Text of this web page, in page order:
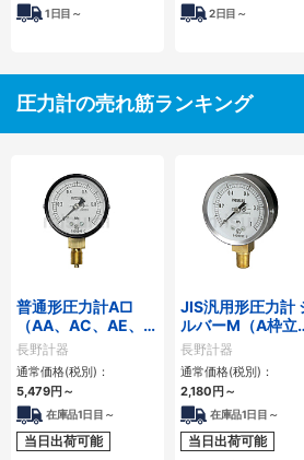
1 日目～ 2日目～
圧力計の売れ筋ランキング
普通形圧力計A□
（AA、AC、AE、
AG、AJ）
長野計器
通常価格(税別)：
5,479円 ～
在庫品1日目～
当日出荷可能
JIS汎用形圧力計
ルバーM（A枠立
形・Φ60・テーパ
ねじ）GS50-171
長野計器
通常価格(税別)：
2,180 円 ～
在庫品1日目～
当日出荷可能